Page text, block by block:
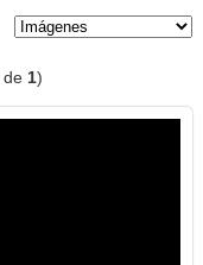
de1)